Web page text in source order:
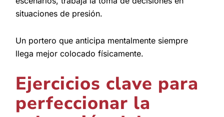
situaciones de presión.
Un portero que anticipa mentalmente siempre
llega mejor colocado físicamente.
Ejercicios clave para
perfeccionar la